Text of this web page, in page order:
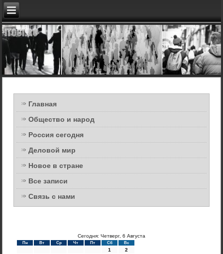
Главная
Общество и народ
Россия сегодня
Деловой мир
Новое в стране
Все записи
Связь с нами
Сегодня: Четверг, 6 Августа
Пн Вт Ср Чт Пт Сб Вс
1
2